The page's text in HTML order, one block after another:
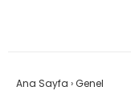
Ana Sayfa ›Genel